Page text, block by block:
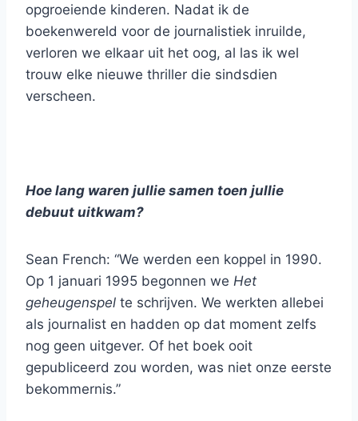
opgroeiende kinderen. Nadat ik de
boekenwereld voor de journalistiek inruilde,
verloren we elkaar uit het oog, al las ik wel
trouw elke nieuwe thriller die sindsdien
verscheen.
Hoe lang waren jullie samen toen jullie
debuut uitkwam?
Sean French: “We werden een koppel in 1990.
Op 1 januari 1995 begonnen we Het
geheugenspel te schrijven. We werkten allebei
als journalist en hadden op dat moment zelfs
nog geen uitgever. Of het boek ooit
gepubliceerd zou worden, was niet onze eerste
bekommernis.”